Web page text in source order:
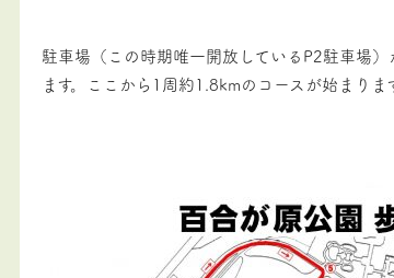
駐車場（この時期唯一開放しているP2駐車場
ます。ここから1周約1.8kmのコースが始まります